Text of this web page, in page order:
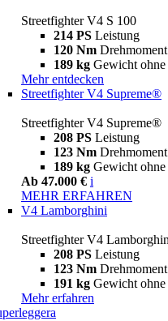
Streetfighter V4 S 100
214 PS Leistung
120 Nm Drehmoment
189 kg Gewicht
Mehr entdecken
Streetfighter V4 Supreme®
Streetfighter V4 Supreme®
208 PS Leistung
123 Nm Drehmoment
189 kg Gewicht
Ab 47.000 € i
MEHR ERFAHREN
V4 Lamborghini
Streetfighter V4
208 PS Leistung
123 Nm Drehmoment
191 kg Gewicht
Mehr erfahren